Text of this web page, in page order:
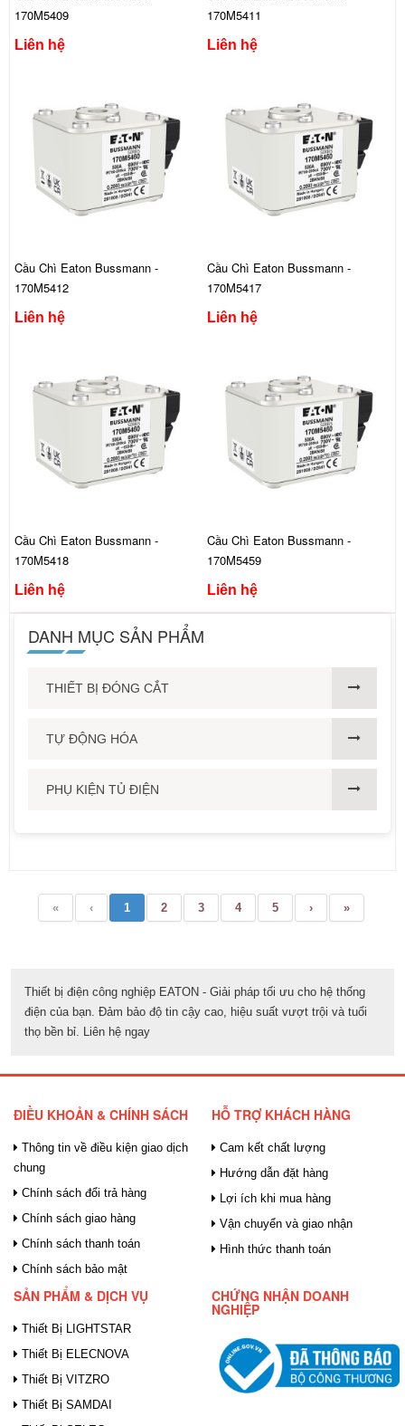
170M5409
Liên hệ
170M5411
Liên hệ
Cầu Chì Eaton Bussmann -
170M5412
Liên hệ
Cầu Chì Eaton Bussmann -
170M5417
Liên hệ
Cầu Chì Eaton Bussmann -
170M5418
Liên hệ
Cầu Chì Eaton Bussmann -
170M5459
Liên hệ
DANH MỤC SẢN PHẨM
THIẾT BỊ ĐÓNG CẮT
TỰ ĐỘNG HÓA
PHỤ KIỆN TỦ ĐIỆN
« ‹ 1 2 3 4 5 › »
Thiết bị điện công nghiệp EATON - Giải pháp tối ưu cho hệ thống
điện của bạn. Đảm bảo độ tin cậy cao, hiệu suất vượt trội và tuổi
thọ bền bỉ. Liên hệ ngay
ĐIỀU KHOẢN & CHÍNH SÁCH
Thông tin về điều kiện giao dịch
chung
Chính sách đổi trả hàng
Chính sách giao hàng
Chính sách thanh toán
Chính sách bảo mật
HỖ TRỢ KHÁCH HÀNG
Cam kết chất lượng
Hướng dẫn đặt hàng
Lợi ích khi mua hàng
Vận chuyển và giao nhận
Hình thức thanh toán
SẢN PHẨM & DỊCH VỤ
Thiết Bị LIGHTSTAR
Thiết Bị ELECNOVA
Thiết Bị VITZRO
Thiết Bị SAMDAI
CHỨNG NHẬN DOANH
NGHIỆP